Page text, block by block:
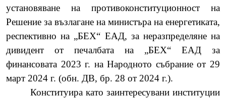
установяване на противоконституционност на
Решение за възлагане на министъра на енергетиката,
респективно на „БЕХ“ ЕАД, за неразпределяне на
дивидент от печалбата на „БЕХ“ ЕАД за
финансовата 2023 г. на Народното събрание от 29
март 2024 г. (обн. ДВ, бр. 28 от 2024 г.).
Конституира като заинтересувани институции